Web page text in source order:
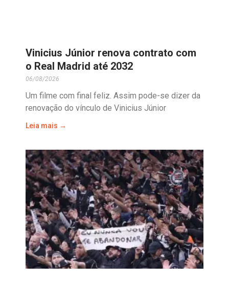
Vinicius Júnior renova contrato com
o Real Madrid até 2032
06/08/2026
Um filme com final feliz. Assim pode-se dizer da
renovação do vínculo de Vinicius Júnior
Leia mais →